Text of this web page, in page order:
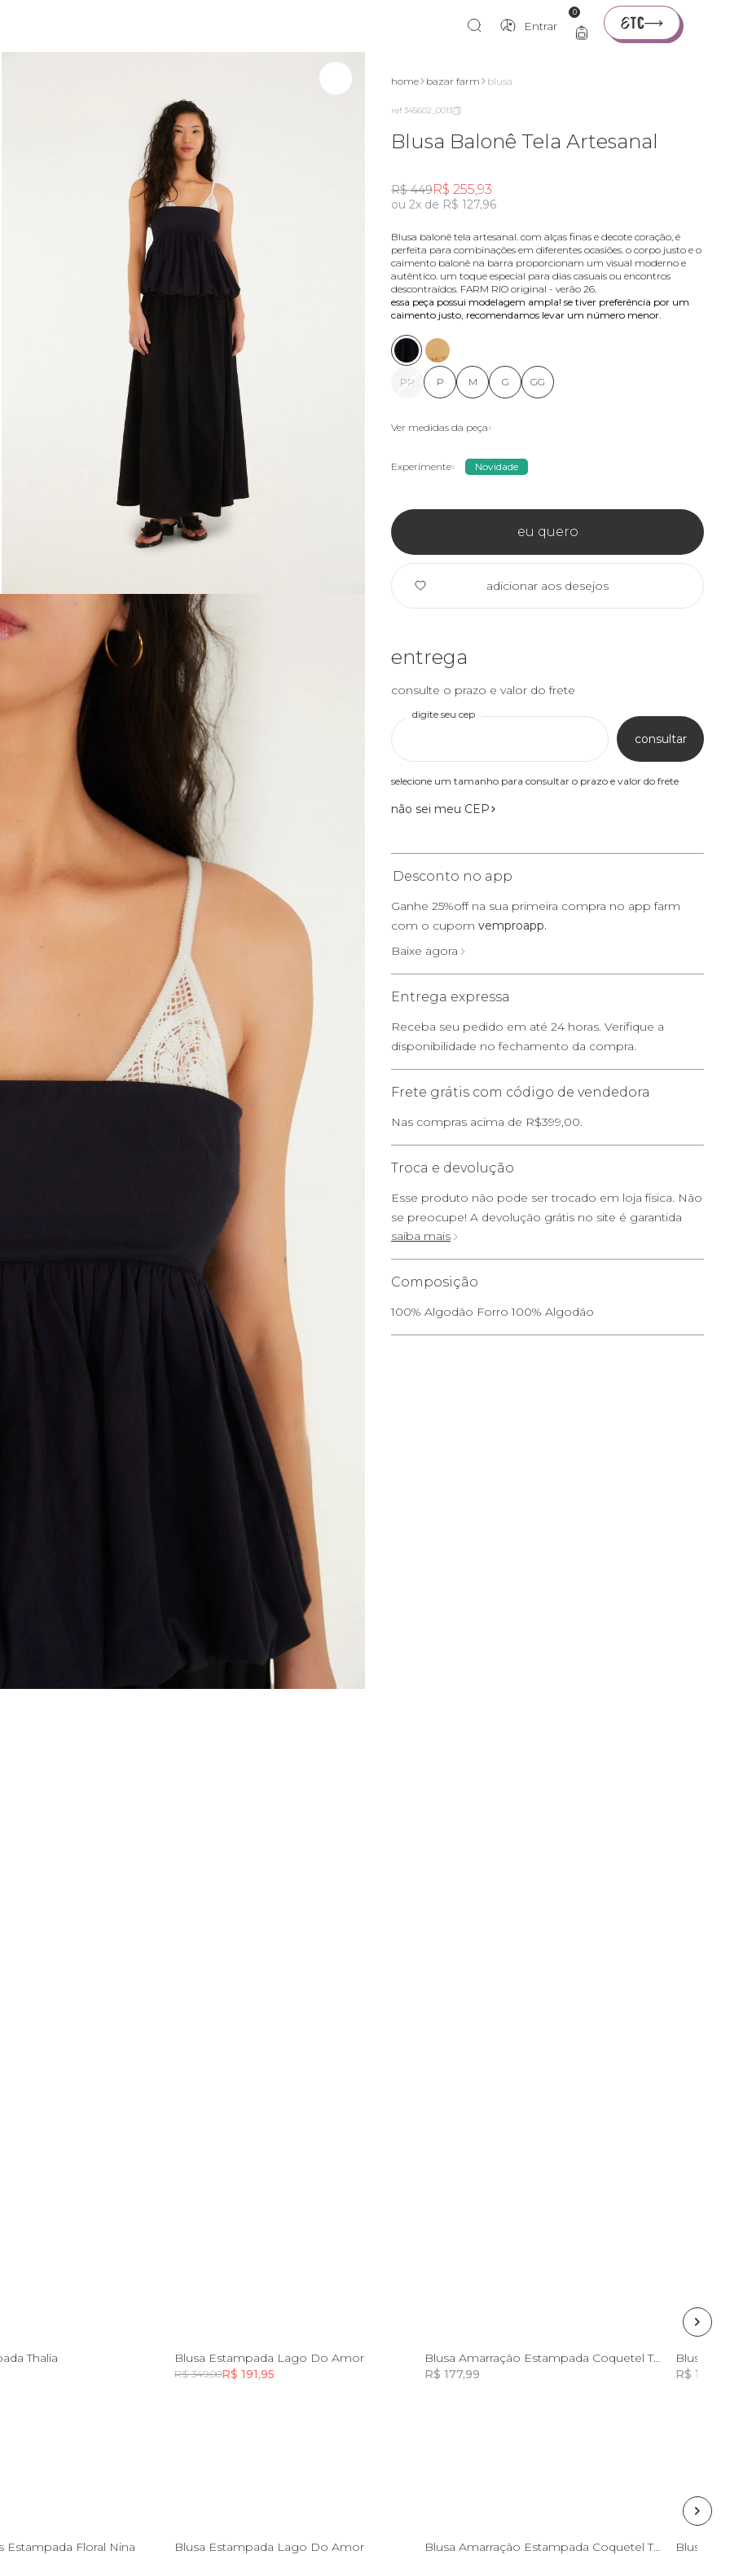
Entrar
0
Experimente home bazar farm blusa
ref 345602_0013
Blusa Balonê Tela Artesanal
R$ 449R$ 255,93
ou 2x de R$ 127,96
blusa balonê tela artesanal. com alças finas e decote coração, é
perfeita para combinações em diferentes ocasiões. o corpo justo e o
caimento balonê na barra proporcionam um visual moderno e
autêntico. um toque especial para dias casuais ou encontros
descontraídos. FARM RIO original - verão 26.
essa peça possui modelagem ampla! se tiver preferência por um
caimento justo, recomendamos levar um número menor.
PP P M G GG
Ver medidas da peça
Experimente Novidade
eu quero
adicionar aos desejos
entrega
consulte o prazo e valor do frete
digite seu cep
consultar
selecione um tamanho para consultar o prazo e valor do frete
não sei meu CEP
Desconto no app
Ganhe 25%off na sua primeira compra no app farm
com o cupom vemproapp.
Baixe agora
Entrega expressa
Receba seu pedido em até 24 horas. Verifique a
disponibilidade no fechamento da compra.
Frete grátis com código de vendedora
Nas compras acima de R$399,00.
Troca e devolução
Esse produto não pode ser trocado em loja física. Não
se preocupe! A devolução grátis no site é garantida
saiba mais
Composição
100% Algodão Forro 100% Algodão
GG
Thalia
Blusa Estampada Lago Do Amor
R$ 349,00R$ 191,95
GG
Blusa Amarração Estampada Coquetel Tropical
R$ 177,99
Blusa
R$
Estampada Floral Nina
Blusa Estampada Lago Do Amor GG
Blusa Amarração Estampada Coquetel Tropical
Blusa